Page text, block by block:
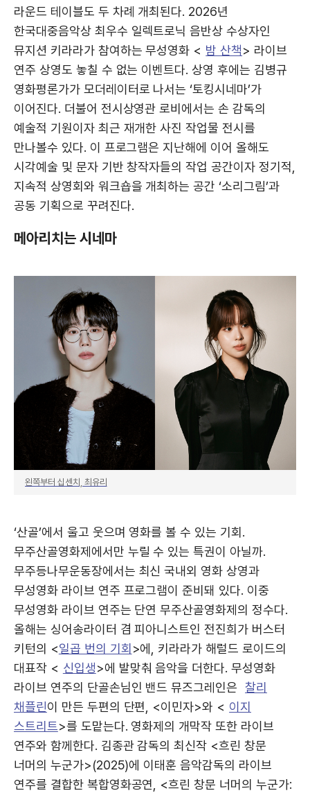
라운드 테이블도 두 차례 개최된다. 2026년
한국대중음악상 최우수 일렉트로닉 음반상 수상자인
뮤지션 키라라가 참여하는 무성영화 < 밤 산책> 라이브
연주 상영도 놓칠 수 없는 이벤트다. 상영 후에는 김병규
영화평론가가 모더레이터로 나서는 ‘토킹시네마’가
이어진다. 더불어 전시상영관 로비에서는 손 감독의
예술적 기원이자 최근 재개한 사진 작업물 전시를
만나볼수 있다. 이 프로그램은 지난해에 이어 올해도
시각예술 및 문자 기반 창작자들의 작업 공간이자 정기적,
지속적 상영회와 워크숍을 개최하는 공간 ‘소리그림’과
공동 기획으로 꾸려진다.
메아리치는 시네마
왼쪽부터 십센치, 최유리
‘산골’에서 울고 웃으며 영화를 볼 수 있는 기회.
무주산골영화제에서만 누릴 수 있는 특권이 아닐까.
무주등나무운동장에서는 최신 국내외 영화 상영과
무성영화 라이브 연주 프로그램이 준비돼 있다. 이중
무성영화 라이브 연주는 단연 무주산골영화제의 정수다.
올해는 싱어송라이터 겸 피아니스트인 전진희가 버스터
키턴의 <일곱 번의 기회>에, 키라라가 해럴드 로이드의
대표작 < 신입생>에 발맞춰 음악을 더한다. 무성영화
라이브 연주의 단골손님인 밴드 뮤즈그레인은 찰리
채플린이 만든 두편의 단편, <이민자>와 < 이지
스트리트>를 도맡는다. 영화제의 개막작 또한 라이브
연주와 함께한다. 김종관 감독의 최신작 <흐린 창문
너머의 누군가>(2025)에 이태훈 음악감독의 라이브
연주를 결합한 복합영화공연, <흐린 창문 너머의 누군가: